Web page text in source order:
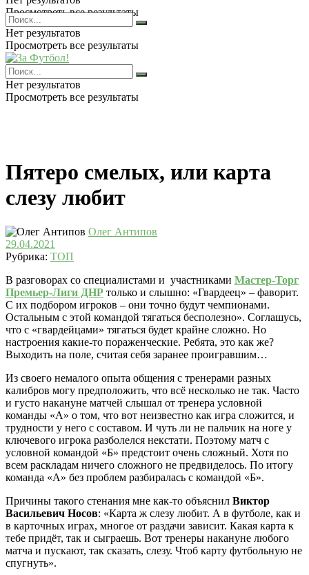
Просмотреть все результаты
Нет результатов
Просмотреть все результаты
Нет результатов
Просмотреть все результаты
Пятеро смелых, или карта
слезу любит
Олег Антипов
29.04.2021
Рубрика: ТОП
В разговорах со специалистами и участниками Мастер-Торг
Премьер-Лиги ДНР только и слышно: «Гвардеец» – фаворит.
С их подбором игроков – они точно будут чемпионами.
Остальным с этой командой тягаться бесполезно». Соглашусь,
что с «гвардейцами» тягаться будет крайне сложно. Но
настроения какие-то пораженческие. Ребята, это как же?
Выходить на поле, считая себя заранее проигравшим…
Из своего немалого опыта общения с тренерами разных
калибров могу предположить, что всё несколько не так. Часто
и густо накануне матчей слышал от тренера условной
команды «А» о том, что вот неизвестно как игра сложится, и
трудности у него с составом. И чуть ли не пальчик на ноге у
ключевого игрока разболелся некстати. Поэтому матч с
условной командой «Б» предстоит очень сложный. Хотя по
всем раскладам ничего сложного не предвиделось. По итогу
команда «А» без проблем разбиралась с командой «Б».
Причины такого стенания мне как-то объяснил Виктор
Васильевич Носов: «Карта ж слезу любит. А в футболе, как и
в карточных играх, многое от раздачи зависит. Какая карта к
тебе придёт, так и сыграешь. Вот тренеры накануне любого
матча и пускают, так сказать, слезу. Чтоб карту футбольную не
спугнуть».